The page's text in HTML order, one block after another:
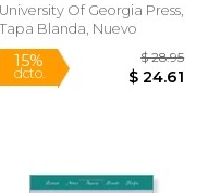
6%
dcto. $
University Of Georgia Press,
Tapa Blanda, Nuevo